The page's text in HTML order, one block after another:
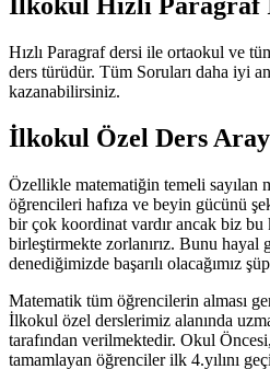
İlkokul Hızlı
Hızlı Paragraf dersi ile ortaokul ve
ders türüdür. Tüm Soruları daha iyi
kazanabilirsiniz.
İlkokul Özel Ders
Özellikle matematiğin temeli sayılan
öğrencileri hafıza ve beyin gücünü
bir çok koordinat vardır ancak biz bu
birleştirmekte zorlanırız. Bunu hayal
denediğimizde başarılı olacağımız
Matematik tüm öğrencilerin alması
İlkokul özel derslerimiz alanında
tarafından verilmektedir. Okul
tamamlayan öğrenciler ilk 4.yılını